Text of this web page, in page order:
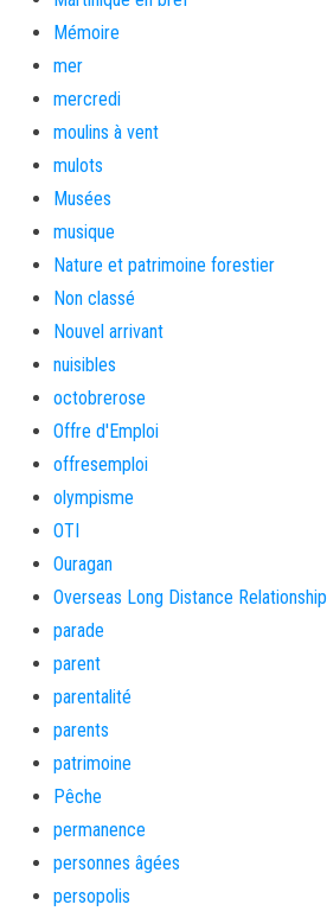
Mémoire
mer
mercredi
moulins à vent
mulots
Musées
musique
Nature et patrimoine forestier
Non classé
Nouvel arrivant
nuisibles
octobrerose
Offre d'Emploi
offresemploi
olympisme
OTI
Ouragan
Overseas Long Distance Relationship
parade
parent
parentalité
parents
patrimoine
Pêche
permanence
personnes âgées
persopolis